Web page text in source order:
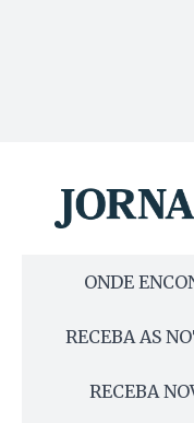
ONDE
RECEBA AS
RECEBA